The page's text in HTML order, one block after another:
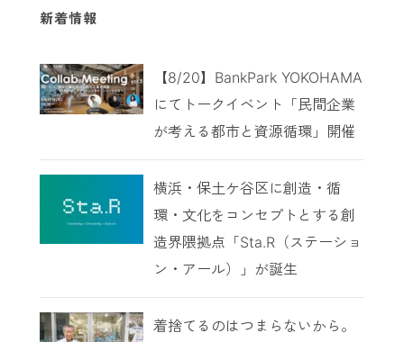
新着情報
【8/20】BankPark YOKOHAMA
にてトークイベント「民間企業
が考える都市と資源循環」開催
横浜・保土ケ谷区に創造・循
環・文化をコンセプトとする創
造界隈拠点「Sta.R（ステーショ
ン・アール）」が誕生
着捨てるのはつまらないから。